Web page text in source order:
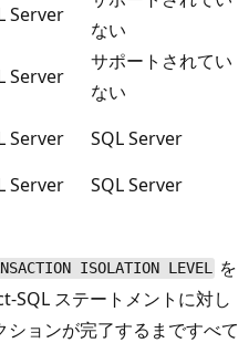
Server
ない
Server
サポートされてい
ない
Server
SQL Server
Server SQL Server
ISOLATION LEVEL を
SQL ステートメントに対し
ョンが完了するまですべて